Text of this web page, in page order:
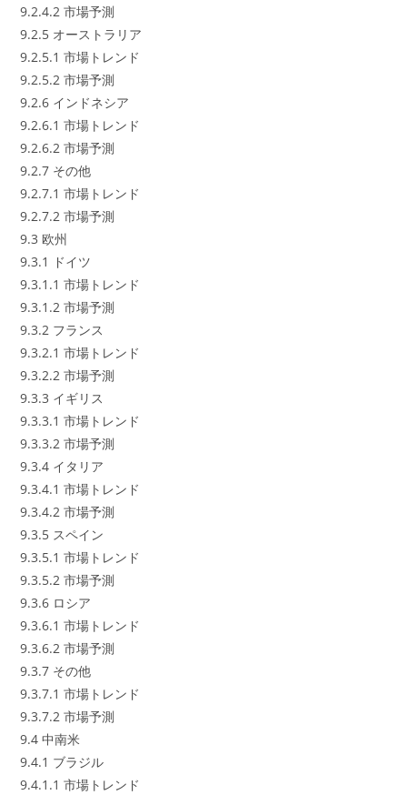
9.2.4.2 市場予測
9.2.5 オーストラリア
9.2.5.1 市場トレンド
9.2.5.2 市場予測
9.2.6 インドネシア
9.2.6.1 市場トレンド
9.2.6.2 市場予測
9.2.7 その他
9.2.7.1 市場トレンド
9.2.7.2 市場予測
9.3 欧州
9.3.1 ドイツ
9.3.1.1 市場トレンド
9.3.1.2 市場予測
9.3.2 フランス
9.3.2.1 市場トレンド
9.3.2.2 市場予測
9.3.3 イギリス
9.3.3.1 市場トレンド
9.3.3.2 市場予測
9.3.4 イタリア
9.3.4.1 市場トレンド
9.3.4.2 市場予測
9.3.5 スペイン
9.3.5.1 市場トレンド
9.3.5.2 市場予測
9.3.6 ロシア
9.3.6.1 市場トレンド
9.3.6.2 市場予測
9.3.7 その他
9.3.7.1 市場トレンド
9.3.7.2 市場予測
9.4 中南米
9.4.1 ブラジル
9.4.1.1 市場トレンド